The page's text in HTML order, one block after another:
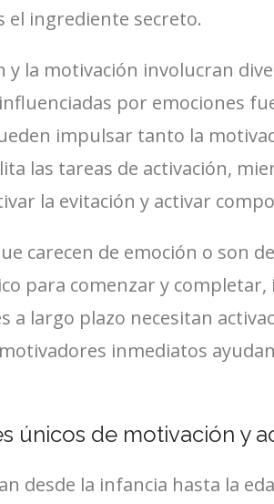
el ingrediente secreto.
y la motivación involucran
por emociones
impulsar tanto la
las tareas de activación,
la evitación y activar
carecen de emoción o son
para comenzar y
a largo plazo necesitan
inmediatos
únicos de motivación y
desde la infancia hasta la